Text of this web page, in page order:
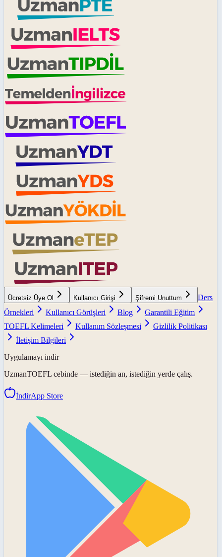
Ücretsiz Üye Ol Kullanıcı Girişi Şifremi Unuttum
Ders
Örnekleri
Kullanıcı Görüşleri Blog
Garantili Eğitim
TOEFL Kelimeleri
Kullanım Sözleşmesi
Gizlilik Politikası
İletişim Bilgileri
Uygulamayı indir
UzmanTOEFL cebinde — istediğin an, istediğin yerde çalış.
İndirApp Store